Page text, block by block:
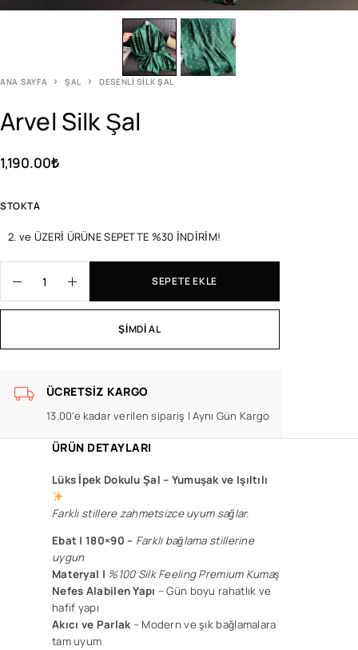
ANA SAYFA ŞAL DESENLI SILK ŞAL
Arvel Silk Şal
1,190.00₺
STOKTA
2. ve ÜZERİ ÜRÜNE SEPETTE %30 İNDİRİM!
SEPETE EKLE
ŞIMDI AL
ÜCRETSIZ KARGO
13.00'e kadar verilen sipariş | Aynı Gün Kargo
ÜRÜN DETAYLARI
Lüks İpek Dokulu Şal – Yumuşak ve Işıltılı
Farklı stillere zahmetsizce uyum sağlar.
Ebat | 180×90 – Farklı bağlama stillerine
uygun
Materyal | %100 Silk Feeling Premium Kumaş
Nefes Alabilen Yapı – Gün boyu rahatlık ve
hafif yapı
Akıcı ve Parlak – Modern ve şık bağlamalara
tam uyum